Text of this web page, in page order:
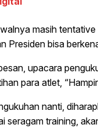
masih
Presiden bisa
upacara
para atlet,
nanti,
seragam training,